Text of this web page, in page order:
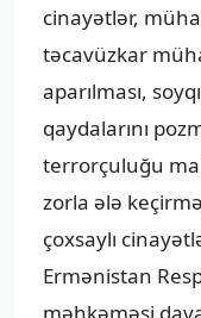
cinayətlər,
təcavüzkar
aparılması,
qaydalarını
terrorçuluğu
zorla ələ
çoxsaylı
Ermənistan